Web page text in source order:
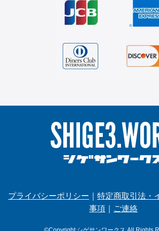
プライバシーポリシー 特定商取引法・
事項
ご連絡